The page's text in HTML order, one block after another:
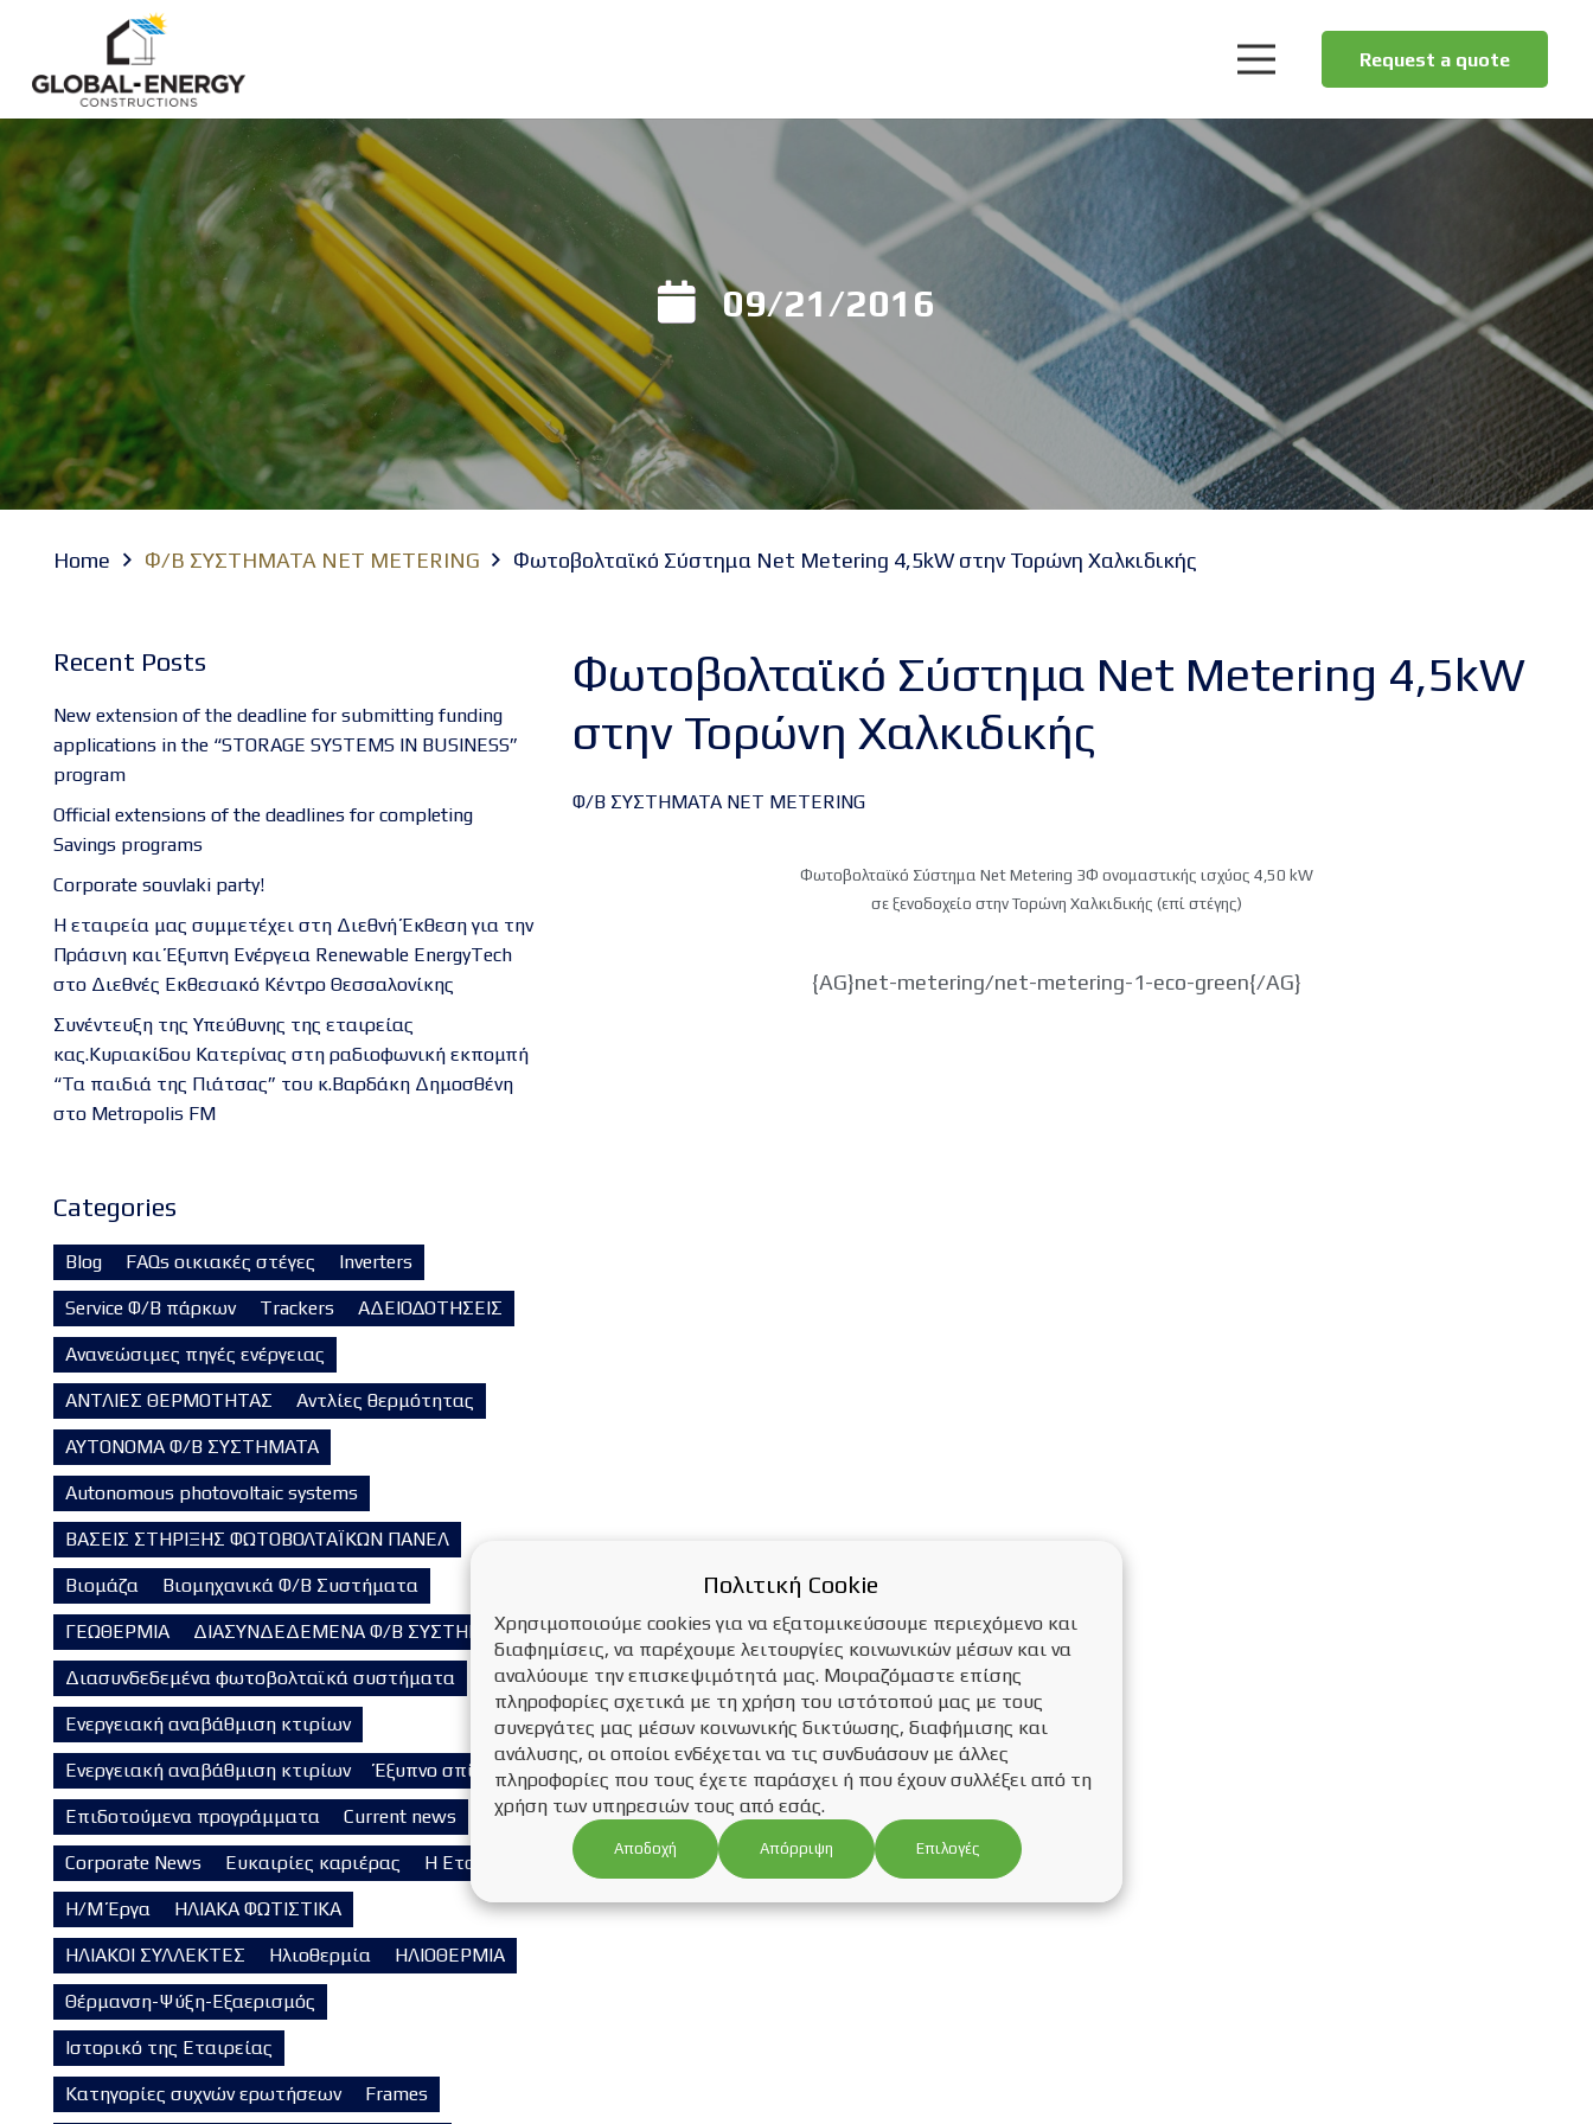
Request a quote
09/21/2016
Home Φ/Β ΣΥΣΤΗΜΑΤΑ NET METERING Φωτοβολταϊκό Σύστημα Net Metering 4,5kW στην Τορώνη Χαλκιδικής
Recent Posts
New extension of the deadline for submitting funding
applications in the “STORAGE SYSTEMS IN BUSINESS”
program
Official extensions of the deadlines for completing
Savings programs
Corporate souvlaki party!
Η εταιρεία μας συμμετέχει στη Διεθνή Έκθεση για την
Πράσινη και Έξυπνη Ενέργεια Renewable EnergyTech
στο Διεθνές Εκθεσιακό Κέντρο Θεσσαλονίκης
Συνέντευξη της Υπεύθυνης της εταιρείας
κας.Κυριακίδου Κατερίνας στη ραδιοφωνική εκπομπή
“Τα παιδιά της Πιάτσας” του κ.Βαρδάκη Δημοσθένη
στο Metropolis FM
Categories
Blog FAQs οικιακές στέγες Inverters
Service Φ/Β πάρκων Trackers ΑΔΕΙΟΔΟΤΗΣΕΙΣ
Ανανεώσιμες πηγές ενέργειας
ΑΝΤΛΙΕΣ ΘΕΡΜΟΤΗΤΑΣ Αντλίες θερμότητας
ΑΥΤΟΝΟΜΑ Φ/Β ΣΥΣΤΗΜΑΤΑ
Autonomous photovoltaic systems
ΒΑΣΕΙΣ ΣΤΗΡΙΞΗΣ ΦΩΤΟΒΟΛΤΑΪΚΩΝ ΠΑΝΕΛ
Βιομάζα Βιομηχανικά Φ/Β Συστήματα
ΓΕΩΘΕΡΜΙΑ ΔΙΑΣΥΝΔΕΔΕΜΕΝΑ Φ/Β ΣΥΣΤΗΜΑΤΑ
Διασυνδεδεμένα φωτοβολταϊκά συστήματα
Ενεργειακή αναβάθμιση κτιρίων
Ενεργειακή αναβάθμιση κτιρίων Έξυπνο σπίτι
Επιδοτούμενα προγράμματα Current news
Corporate News Ευκαιρίες καριέρας Η Εταιρεία
Η/Μ Έργα ΗΛΙΑΚΑ ΦΩΤΙΣΤΙΚΑ
ΗΛΙΑΚΟΙ ΣΥΛΛΕΚΤΕΣ Ηλιοθερμία ΗΛΙΟΘΕΡΜΙΑ
Θέρμανση-Ψύξη-Εξαερισμός
Ιστορικό της Εταιρείας
Κατηγορίες συχνών ερωτήσεων Frames
Φωτοβολταϊκό Σύστημα Net Metering 4,5kW
στην Τορώνη Χαλκιδικής
Φ/Β ΣΥΣΤΗΜΑΤΑ NET METERING
Φωτοβολταϊκό Σύστημα Net Metering 3Φ ονομαστικής ισχύος 4,50 kW
σε ξενοδοχείο στην Τορώνη Χαλκιδικής (επί στέγης)
{AG}net-metering/net-metering-1-eco-green{/AG}
Πολιτική Cookie
Χρησιμοποιούμε cookies για να εξατομικεύσουμε περιεχόμενο και
διαφημίσεις, να παρέχουμε λειτουργίες κοινωνικών μέσων και να
αναλύουμε την επισκεψιμότητά μας. Μοιραζόμαστε επίσης
πληροφορίες σχετικά με τη χρήση του ιστότοπού μας με τους
συνεργάτες μας μέσων κοινωνικής δικτύωσης, διαφήμισης και
ανάλυσης, οι οποίοι ενδέχεται να τις συνδυάσουν με άλλες
πληροφορίες που τους έχετε παράσχει ή που έχουν συλλέξει από τη
χρήση των υπηρεσιών τους από εσάς.
Αποδοχή Απόρριψη Επιλογές